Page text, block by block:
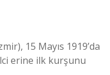
15 Mayıs 1919’da
erine ilk kurşunu